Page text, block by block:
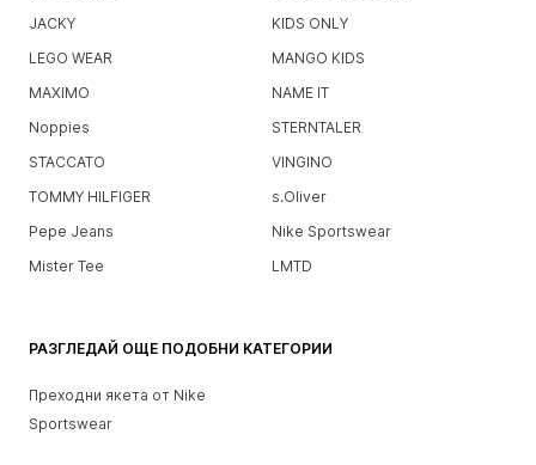
JACKY
KIDS ONLY
LEGO WEAR
MANGO KIDS
MAXIMO
NAME IT
Noppies
STERNTALER
STACCATO
VINGINO
TOMMY HILFIGER
s.Oliver
Pepe Jeans
Nike Sportswear
Mister Tee
LMTD
РАЗГЛЕДАЙ ОЩЕ ПОДОБНИ КАТЕГОРИИ
Преходни якета от Nike
Sportswear